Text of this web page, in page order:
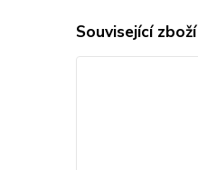
Související zboží